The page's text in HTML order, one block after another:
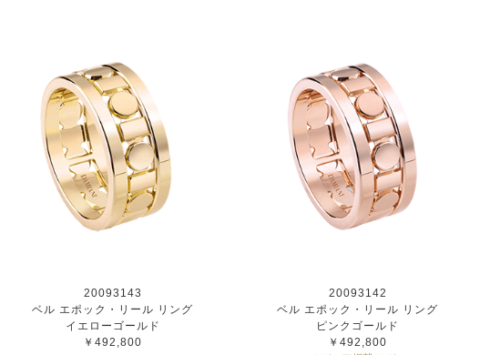
20093143
ベル エポック・リール リング
イエローゴールド
￥492,800
20093142
ベル エポック・リール リング
ピンクゴールド
￥492,800